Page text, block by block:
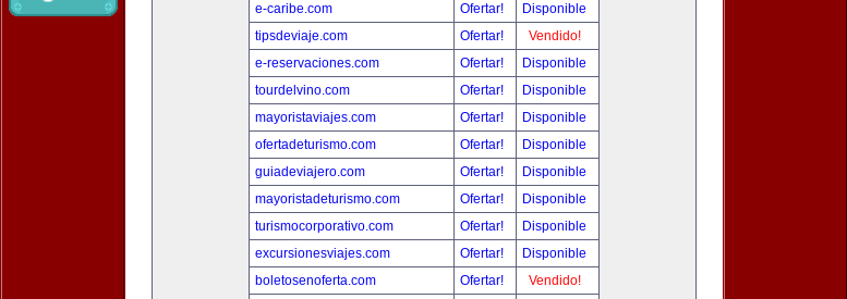
e-caribe.com
Ofertar!
Disponible
tipsdeviaje.com
Ofertar!
Vendido!
e-reservaciones.com
Ofertar!
Disponible
tourdelvino.com
Ofertar!
Disponible
mayoristaviajes.com
Ofertar!
Disponible
ofertadeturismo.com
Ofertar!
Disponible
guiadeviajero.com
Ofertar!
Disponible
mayoristadeturismo.com
Ofertar!
Disponible
turismocorporativo.com
Ofertar!
Disponible
excursionesviajes.com
Ofertar!
Disponible
boletosenoferta.com
Ofertar!
Vendido!